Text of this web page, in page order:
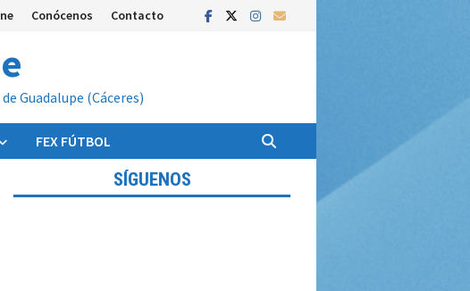
Conócenos Contacto
Guadalupe (Cáceres)
FEX FÚTBOL
SÍGUENOS